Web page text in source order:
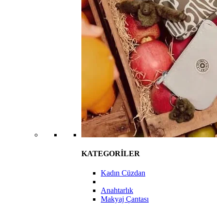
KATEGORİLER
Kadın Cüzdan
Anahtarlık
Makyaj Çantası